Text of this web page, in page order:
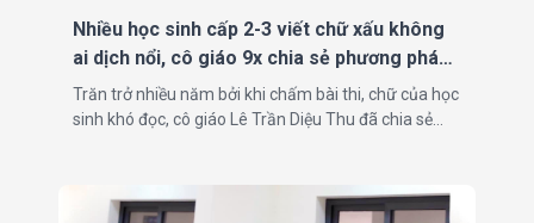
Nhiều học sinh cấp 2-3 viết chữ xấu không
ai dịch nổi, cô giáo 9x chia sẻ phương pháp
rất hay
Trăn trở nhiều năm bởi khi chấm bài thi, chữ của học
sinh khó đọc, cô giáo Lê Trần Diệu Thu đã chia sẻ